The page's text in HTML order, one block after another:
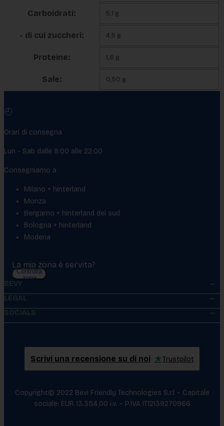
Carboidrati: 5,1 g
- di cui zuccheri: 4,5 g
Proteine: 1,6 g
Sale: 0,50 g
🕘
Orari di consegna
Lun - Sab dalle 8:00 alle 22:00
Consegniamo a
Milano + hinterland
Monza
Bergamo + hinterland del sud
Bologna + hinterland
Modena
La mia zona è servita?
Controlla
zona
BEVY
LEGAL
SOCIALS
Scrivi una recensione su di noi ★Trustpilot
Copyright© 2022 Bevi Friendly Technologies S.r.l – Capitale
sociale: EUR 13.354,00 i.v. – P.IVA IT12139270966